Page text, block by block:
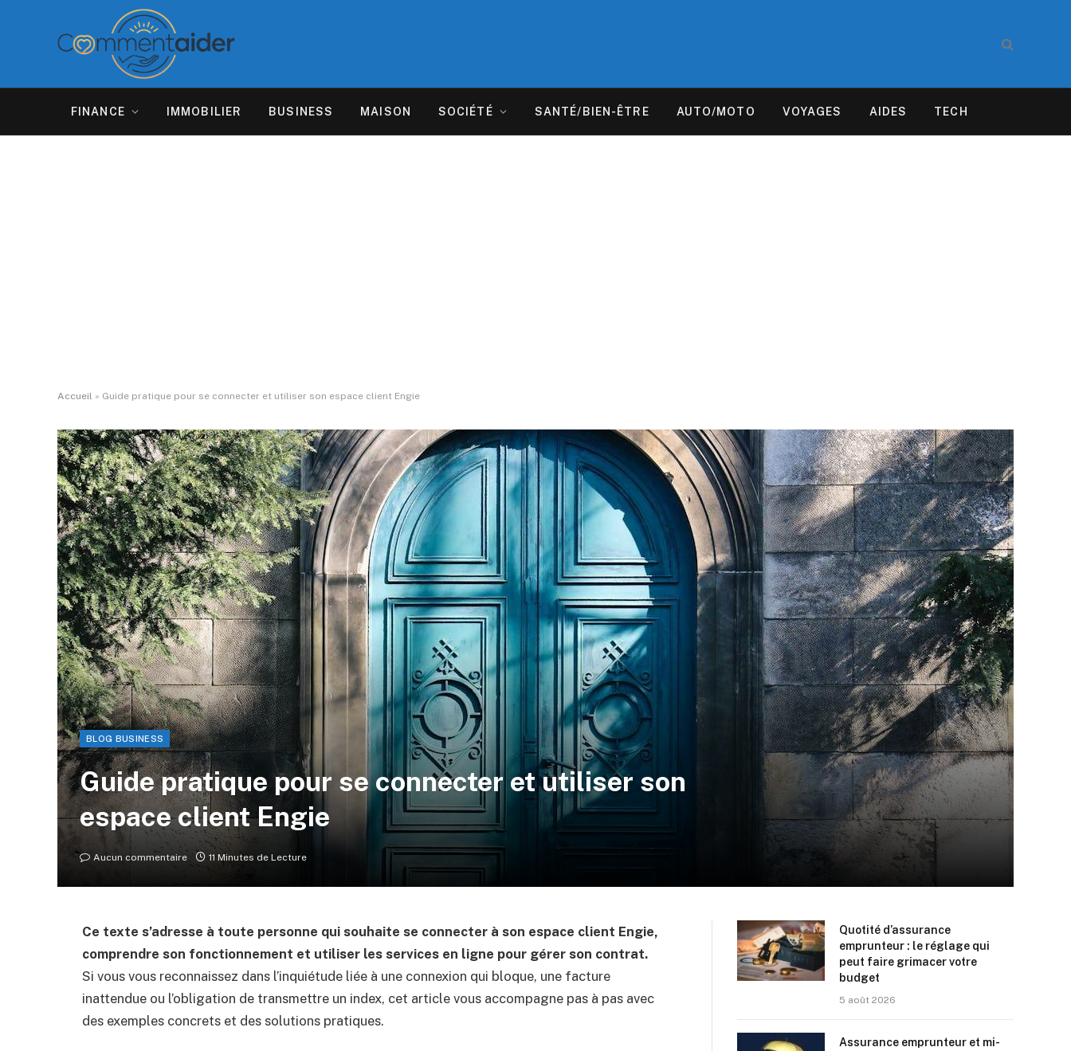
FINANCE IMMOBILIER BUSINESS MAISON SOCIÉTÉ SANTÉ/BIEN-ÊTRE AUTO/MOTO VOYAGES AIDES TECH
Accueil » Guide pratique pour se connecter et utiliser son espace client Engie
BLOG BUSINESS
Guide pratique pour se connecter et utiliser son
espace client Engie
Aucun commentaire 11 Minutes de Lecture
Ce texte s’adresse à toute personne qui souhaite se connecter à son espace client Engie,
comprendre son fonctionnement et utiliser les services en ligne pour gérer son contrat.
Si vous vous reconnaissez dans l’inquiétude liée à une connexion qui bloque, une facture
inattendue ou l’obligation de transmettre un index, cet article vous accompagne pas à pas avec
des exemples concrets et des solutions pratiques.
Quotité d’assurance
emprunteur : le réglage qui
peut faire grimacer votre
budget
5 août 2026
Assurance emprunteur et mi-